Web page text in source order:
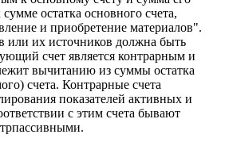
сумме остатка основного счета,
и приобретение материалов".
или их источников должна быть
счет является контрарным и
вычитанию из суммы остатка
счета. Контрарные счета
показателей активных и
с этим счета бывают